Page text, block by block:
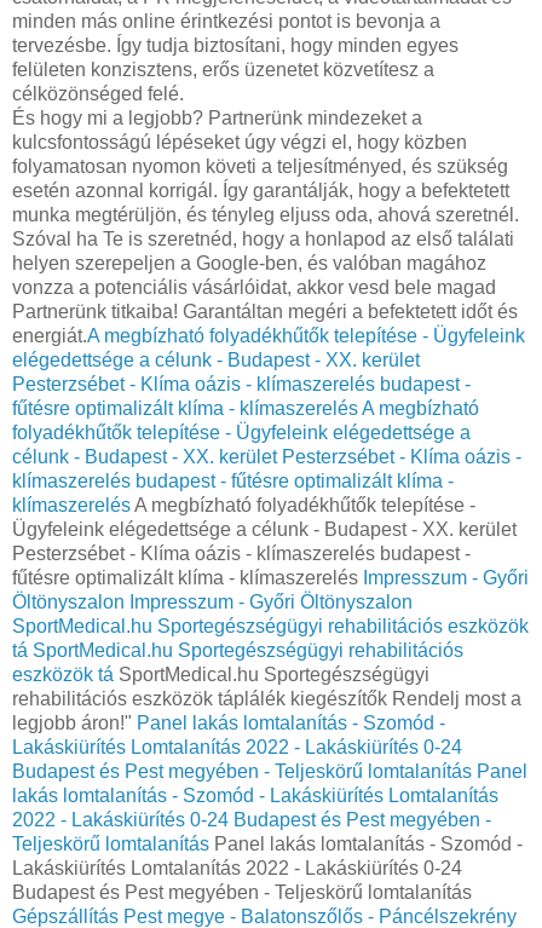
minden más online érintkezési pontot is bevonja a
tervezésbe. Így tudja biztosítani, hogy minden egyes
felületen konzisztens, erős üzenetet közvetítesz a
célközönséged felé.
És hogy mi a legjobb? Partnerünk mindezeket a
kulcsfontosságú lépéseket úgy végzi el, hogy közben
folyamatosan nyomon követi a teljesítményed, és szükség
esetén azonnal korrigál. Így garantálják, hogy a befektetett
munka megtérüljön, és tényleg eljuss oda, ahová szeretnél.
Szóval ha Te is szeretnéd, hogy a honlapod az első találati
helyen szerepeljen a Google-ben, és valóban magához
vonzza a potenciális vásárlóidat, akkor vesd bele magad
Partnerünk titkaiba! Garantáltan megéri a befektetett időt és
energiát.A megbízható folyadékhűtők telepítése - Ügyfeleink
elégedettsége a célunk - Budapest - XX. kerület
Pesterzsébet - Klíma oázis - klímaszerelés budapest -
fűtésre optimalizált klíma - klímaszerelésA megbízható
folyadékhűtők telepítése - Ügyfeleink elégedettsége a
célunk - Budapest - XX. kerület Pesterzsébet - Klíma oázis -
klímaszerelés budapest - fűtésre optimalizált klíma -
klímaszerelésA megbízható folyadékhűtők telepítése -
Ügyfeleink elégedettsége a célunk - Budapest - XX. kerület
Pesterzsébet - Klíma oázis - klímaszerelés budapest -
fűtésre optimalizált klíma - klímaszerelés Impresszum - Győri
Öltönyszalon Impresszum - Győri Öltönyszalon
SportMedical.hu Sportegészségügyi rehabilitációs eszközök
tá SportMedical.hu Sportegészségügyi rehabilitációs
eszközök tá SportMedical.hu Sportegészségügyi
rehabilitációs eszközök táplálék kiegészítők Rendelj most a
legjobb áron!" Panel lakás lomtalanítás - Szomód -
Lakáskiürítés Lomtalanítás‎ 2022 - Lakáskiürítés 0-24
Budapest és Pest megyében‎ - Teljeskörű lomtalanítás Panel
lakás lomtalanítás - Szomód - Lakáskiürítés Lomtalanítás‎
2022 - Lakáskiürítés 0-24 Budapest és Pest megyében‎ -
Teljeskörű lomtalanítás Panel lakás lomtalanítás - Szomód -
Lakáskiürítés Lomtalanítás‎ 2022 - Lakáskiürítés 0-24
Budapest és Pest megyében‎ - Teljeskörű lomtalanítás
Gépszállítás Pest megye - Balatonszőlős - Páncélszekrény